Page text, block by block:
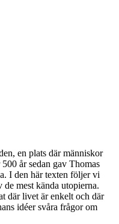
en plats där människor
år sedan gav Thomas
I den här texten följer vi
de mest kända utopierna.
där livet är enkelt och där
idéer svåra frågor om